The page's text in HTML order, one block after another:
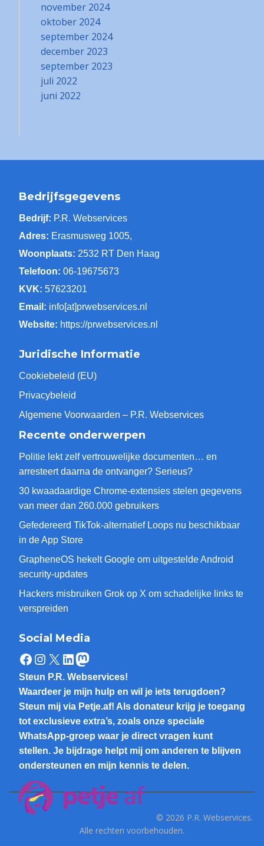
november 2024
oktober 2024
september 2024
december 2023
september 2023
juli 2022
juni 2022
Bedrijfsgegevens
Bedrijf: P.R. Webservices
Adres: Erasmusweg 1005,
Woonplaats: 2532 RT Den Haag
Telefoon: 06-19675673
KVK: 57623201
Email: info[at]prwebservices.nl
Website: https://prwebservices.nl
Juridische Informatie
Cookiebeleid (EU)
Privacybeleid
Algemene Voorwaarden – P.R. Webservices
Recente onderwerpen
Politie lekt zelf vertrouwelijke documenten… en
arresteert daarna de ontvanger? Serieus?
30 kwaadaardige Chrome-extensies stelen gegevens
van meer dan 260.000 gebruikers
Gefedereerd TikTok-alternatief Loops nu beschikbaar
in de App Store
GrapheneOS hekelt Google om uitgestelde Android
security-updates
Hackers misbruiken Grok op X om schadelijke links te
verspreiden
Social Media
Facebook
Instagram
X LinkedIn
Mastodon
Steun P.R. Webservices!
Waardeer je mijn hulp en wil je iets terugdoen?
Steun mij via Petje.af! Als donateur krijg je toegang
tot exclusieve extra’s, zoals onze speciale
WhatsApp-groep waar je direct vragen kunt
stellen. Je bijdrage helpt mij om anderen te blijven
ondersteunen en mijn kennis te delen.
© 2026 P.R. Webservices.
Alle rechten voorbehouden.